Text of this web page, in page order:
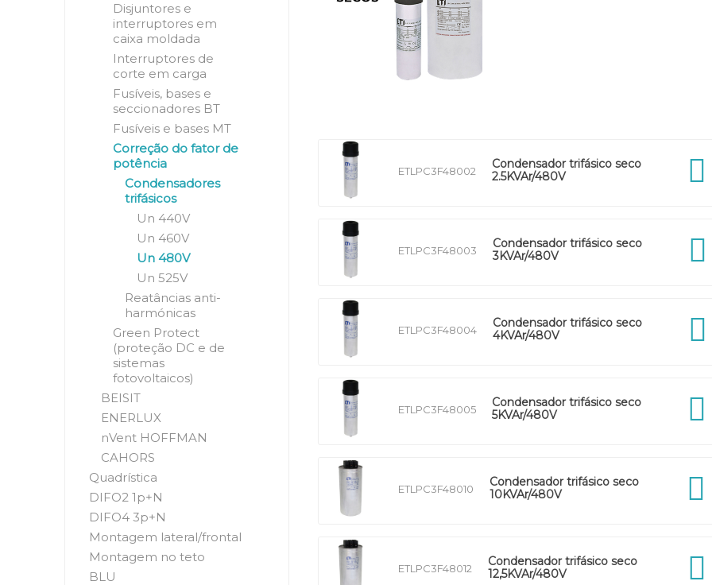
ETLPC3F48002
Condensador trifásico seco
2.5KVAr/480V
ETLPC3F48003
Condensador trifásico seco
3KVAr/480V
ETLPC3F48004
Condensador trifásico seco
4KVAr/480V
ETLPC3F48005
Condensador trifásico seco
5KVAr/480V
ETLPC3F48010
Condensador trifásico seco
10KVAr/480V
ETLPC3F48012
Condensador trifásico seco
12,5KVAr/480V
Disjuntores e
interruptores em
caixa moldada
Interruptores de
corte em carga
Fusíveis, bases e
seccionadores BT
Fusíveis e bases MT
Correção do fator de
potência
Condensadores
trifásicos
Un 440V
Un 460V
Un 480V
Un 525V
Reatâncias anti-
harmónicas
Green Protect
(proteção DC e de
sistemas
fotovoltaicos)
BEISIT
ENERLUX
nVent HOFFMAN
CAHORS
Quadrística
DIFO2 1p+N
DIFO4 3p+N
Montagem lateral/frontal
Montagem no teto
BLU